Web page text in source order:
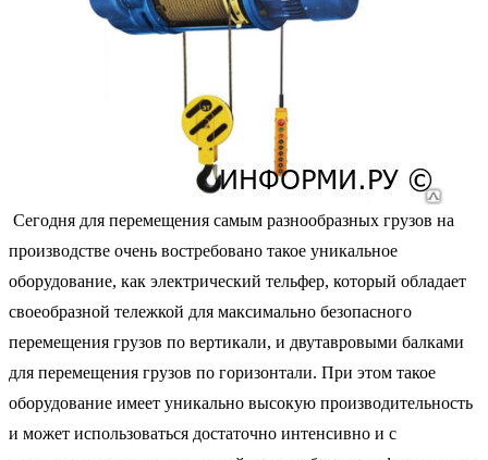
Сегодня для перемещения самым разнообразных грузов на
производстве очень востребовано такое уникальное
оборудование, как электрический тельфер, который обладает
своеобразной тележкой для максимально безопасного
перемещения грузов по вертикали, и двутавровыми балками
для перемещения грузов по горизонтали. При этом такое
оборудование имеет уникально высокую производительность
и может использоваться достаточно интенсивно и с